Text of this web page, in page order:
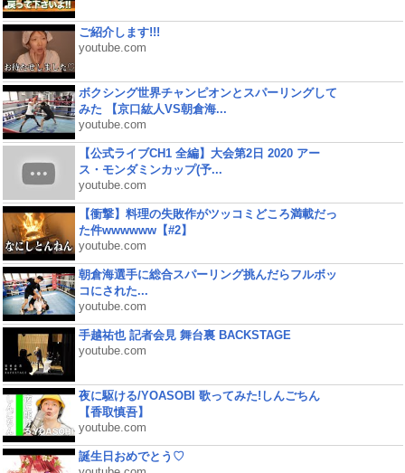
ご紹介します!!!
youtube.com
ボクシング世界チャンピオンとスパーリングして
みた 【京口紘人VS朝倉海...
youtube.com
【公式ライブCH1 全編】大会第2日 2020 アー
ス・モンダミンカップ(予...
youtube.com
【衝撃】料理の失敗作がツッコミどころ満載だっ
た件wwwwww【#2】
youtube.com
朝倉海選手に総合スパーリング挑んだらフルボッ
コにされた...
youtube.com
手越祐也 記者会見 舞台裏 BACKSTAGE
youtube.com
夜に駆ける/YOASOBI 歌ってみた!しんごちん
【香取慎吾】
youtube.com
誕生日おめでとう♡